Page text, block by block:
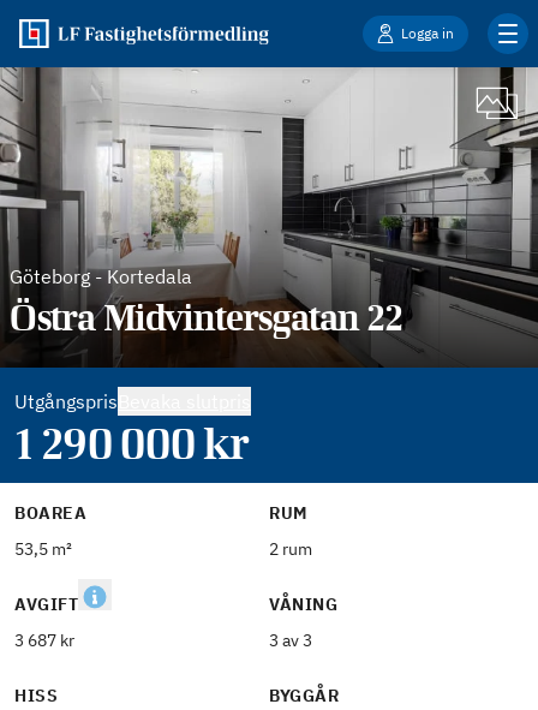
Logga in
Göteborg-Kortedala
Östra Midvintersgatan 22
Utgångspris
1 290 000kr
BOAREA
53,5 m²
RUM
2 rum
AVGIFT
3 687 kr
VÅNING
3 av 3
HISS
BYGGÅR